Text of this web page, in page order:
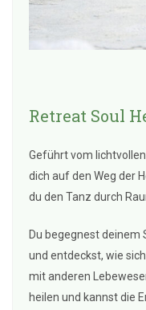
Retreat Soul
Geführt vom
dich auf den Weg der
du den Tanz durch
Du begegnest deinem
und entdeckst, wie
mit anderen
heilen und kannst die